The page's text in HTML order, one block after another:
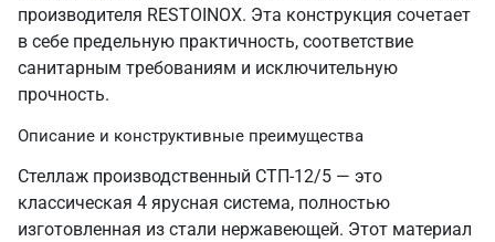
производителя RESTOINOX. Эта конструкция сочетает
в себе предельную практичность, соответствие
санитарным требованиям и исключительную
прочность.
Описание и конструктивные преимущества
Стеллаж производственный СТП-12/5 — это
классическая 4 ярусная система, полностью
изготовленная из стали нержавеющей. Этот материал